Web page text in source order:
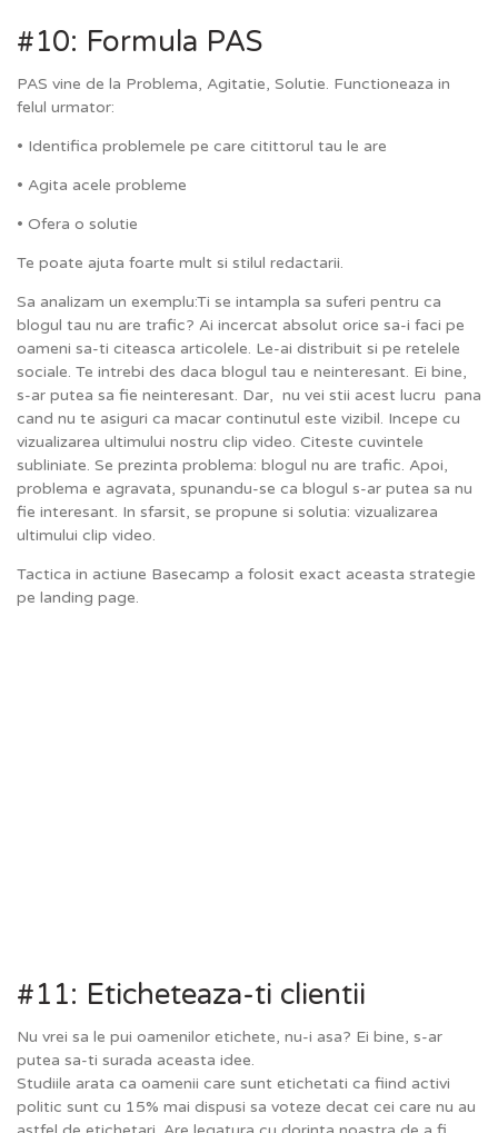
#10: Formula PAS
PAS vine de la Problema, Agitatie, Solutie. Functioneaza in
felul urmator:
• Identifica problemele pe care citittorul tau le are
• Agita acele probleme
• Ofera o solutie
Te poate ajuta foarte mult si stilul redactarii.
Sa analizam un exemplu:Ti se intampla sa suferi pentru ca
blogul tau nu are trafic? Ai incercat absolut orice sa-i faci pe
oameni sa-ti citeasca articolele. Le-ai distribuit si pe retelele
sociale. Te intrebi des daca blogul tau e neinteresant. Ei bine,
s-ar putea sa fie neinteresant. Dar, nu vei stii acest lucru pana
cand nu te asiguri ca macar continutul este vizibil. Incepe cu
vizualizarea ultimului nostru clip video. Citeste cuvintele
subliniate. Se prezinta problema: blogul nu are trafic. Apoi,
problema e agravata, spunandu-se ca blogul s-ar putea sa nu
fie interesant. In sfarsit, se propune si solutia: vizualizarea
ultimului clip video.
Tactica in actiune Basecamp a folosit exact aceasta strategie
pe landing page.
#11: Eticheteaza-ti clientii
Nu vrei sa le pui oamenilor etichete, nu-i asa? Ei bine, s-ar
putea sa-ti surada aceasta idee.
Studiile arata ca oamenii care sunt etichetati ca fiind activi
politic sunt cu 15% mai dispusi sa voteze decat cei care nu au